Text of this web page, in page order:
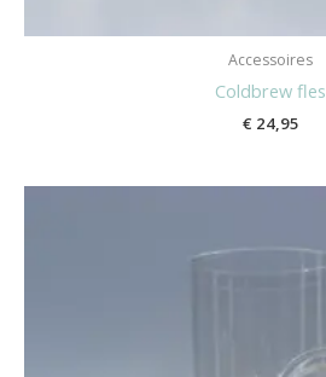
Accessoires
Coldbrew fles
€ 24,95